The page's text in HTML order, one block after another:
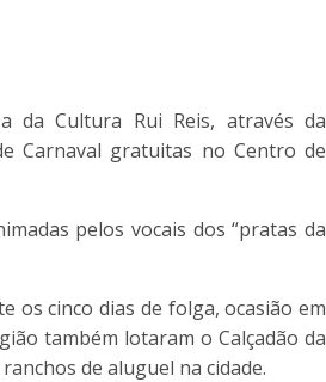
da Cultura Rui Reis, através da
Carnaval gratuitas no Centro de
pelos vocais dos “pratas da
os cinco dias de folga, ocasião em
também lotaram o Calçadão da
de aluguel na cidade.